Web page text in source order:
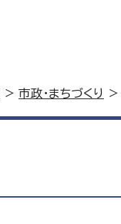
> 市政・まちづくり >